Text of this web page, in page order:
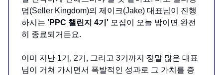
덤(Seller Kingdom)의 제이크(Jake) 대표님이 진행
하시는 'PPC 챌린지 4기' 모집이 오늘 밤이면 완전
히 종료되거든요.
이미 지난 1기, 2기, 그리고 3기까지 정말 많은 대표
님이 거쳐 가시면서 폭발적인 성과로 그 가치를 증